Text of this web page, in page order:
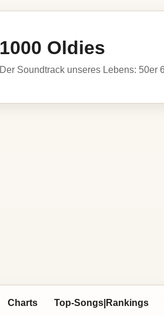
1000 Oldies
Der Soundtrack unseres Lebens: 50er
Charts Top-Songs|Rankings